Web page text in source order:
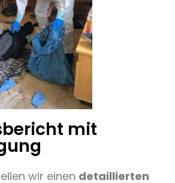
mit
wir einen detaillierten